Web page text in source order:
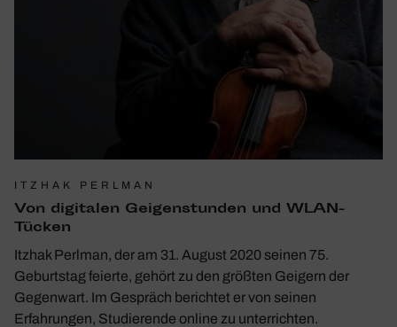
ITZHAK PERLMAN
Von digi­talen Geigen­stunden und WLAN-
Tücken
Itzhak Perlman, der am 31. August 2020 seinen 75.
Geburtstag feierte, gehört zu den größten Geigern der
Gegenwart. Im Gespräch berichtet er von seinen
Erfahrungen, Studierende online zu unterrichten.